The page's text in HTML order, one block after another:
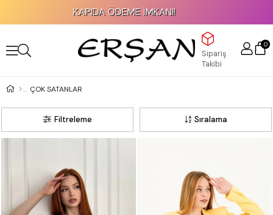
ÖDEME İMKANI!
Sipariş
Takibi
0
ÇOK SATANLAR
Filtreleme Sıralama